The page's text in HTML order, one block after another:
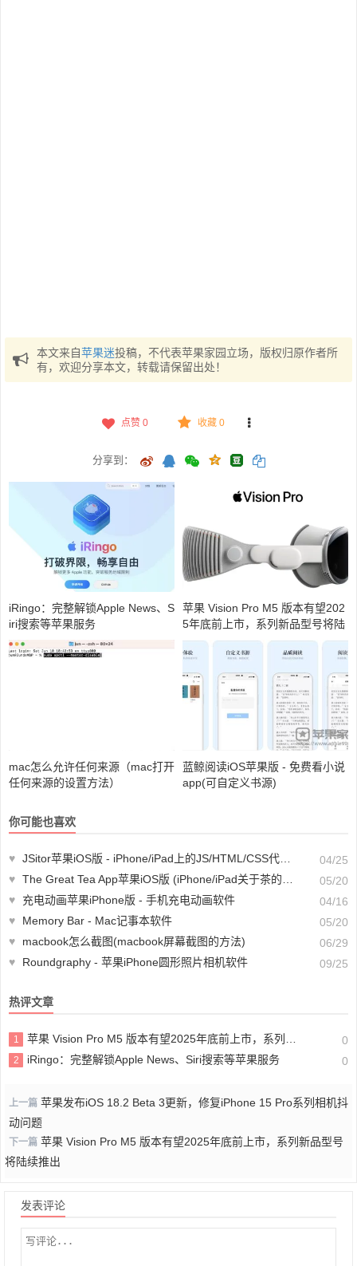
本文来自苹果迷投稿，不代表苹果家园立场，版权归原作者所
有，欢迎分享本文，转载请保留出处！
点赞 0 收藏 0
分享到：
iRingo：完整解锁Apple News、S
iri搜索等苹果服务
苹果 Vision Pro M5 版本有望202
5年底前上市，系列新品型号将陆
续推出
mac怎么允许任何来源（mac打开
任何来源的设置方法）
蓝鲸阅读iOS苹果版 - 免费看小说
app(可自定义书源)
你可能也喜欢
♥ JSitor苹果iOS版 - iPhone/iPad上的JS/HTML/CSS代码编辑器
04/25
♥ The Great Tea App苹果iOS版 (iPhone/iPad关于茶的百科全书)
05/20
♥
充电动画苹果iPhone版 - 手机充电动画软件
04/16
♥
Memory Bar - Mac记事本软件
05/20
♥
macbook怎么截图(macbook屏幕截图的方法)
06/29
♥
Roundgraphy - 苹果iPhone圆形照片相机软件 09/25
热评文章
1 苹果 Vision Pro M5 版本有望2025年底前上市，系列新品型号将陆续推出 0
2 iRingo：完整解锁Apple News、Siri搜索等苹果服务 0
上一篇 苹果发布iOS 18.2 Beta 3更新，修复iPhone 15 Pro系列相机抖
动问题
下一篇 苹果 Vision Pro M5 版本有望2025年底前上市，系列新品型号
将陆续推出
发表评论